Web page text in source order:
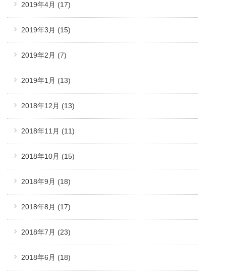
2019年4月 (17)
2019年3月 (15)
2019年2月 (7)
2019年1月 (13)
2018年12月 (13)
2018年11月 (11)
2018年10月 (15)
2018年9月 (18)
2018年8月 (17)
2018年7月 (23)
2018年6月 (18)